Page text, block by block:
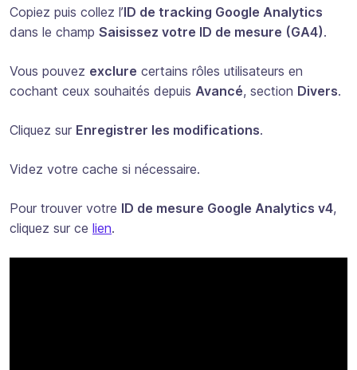
Copiez puis collez l’ID de tracking Google Analytics
dans le champ Saisissez votre ID de mesure (GA4).
Vous pouvez exclure certains rôles utilisateurs en
cochant ceux souhaités depuis Avancé, section Divers.
Cliquez sur Enregistrer les modifications.
Videz votre cache si nécessaire.
Pour trouver votre ID de mesure Google Analytics v4,
cliquez sur ce lien.